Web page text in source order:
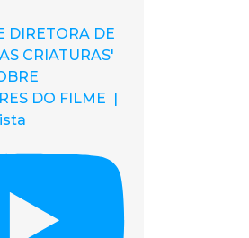
DIRETORA DE
CRIATURAS'
DO FILME |